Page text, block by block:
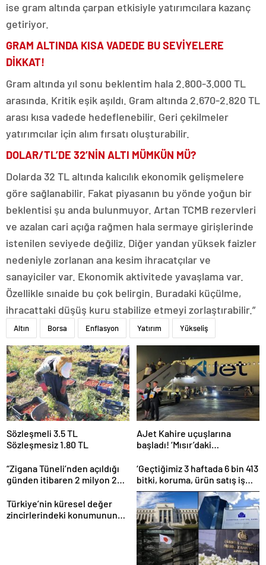
ise gram altında çarpan etkisiyle yatırımcılara kazanç
getiriyor.
GRAM ALTINDA KISA VADEDE BU SEVİYELERE
DİKKAT!
Gram altında yıl sonu beklentim hala 2.800-3.000 TL
arasında. Kritik eşik aşıldı. Gram altında 2.670-2.820 TL
arası kısa vadede hedeflenebilir. Geri çekilmeler
yatırımcılar için alım fırsatı oluşturabilir.
DOLAR/TL’DE 32’NİN ALTI MÜMKÜN MÜ?
Dolarda 32 TL altında kalıcılık ekonomik gelişmelere
göre sağlanabilir. Fakat piyasanın bu yönde yoğun bir
beklentisi şu anda bulunmuyor. Artan TCMB rezervleri
ve azalan cari açığa rağmen hala sermaye girişlerinde
istenilen seviyede değiliz. Diğer yandan yüksek faizler
nedeniyle zorlanan ana kesim ihracatçılar ve
sanayiciler var. Ekonomik aktivitede yavaşlama var.
Özellikle sınaide bu çok belirgin. Buradaki küçülme,
ihracattaki düşüş kuru stabilize etmeyi zorlaştırabilir.”
Altın Borsa Enflasyon Yatırım Yükseliş
Sözleşmeli 3.5 TL
Sözleşmesiz 1.80 TL
AJet Kahire uçuşlarına
başladı! ‘Mısır’daki
getireceğiz’
“Zigana Tüneli’nden açıldığı
günden itibaren 2 milyon 200
‘Geçtiğimiz 3 haftada 6 bin 413
bitki, koruma, ürün satış iş
yeri denetlendi’
Türkiye’nin küresel değer
zincirlerindeki konumunun